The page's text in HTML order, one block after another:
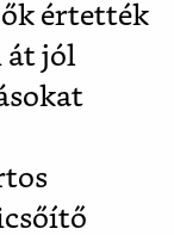
értették
át jól